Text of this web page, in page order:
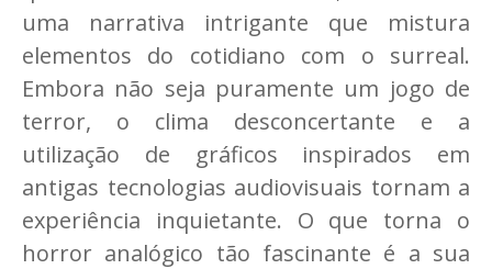
uma narrativa intrigante que mistura
elementos do cotidiano com o surreal.
Embora não seja puramente um jogo de
terror, o clima desconcertante e a
utilização de gráficos inspirados em
antigas tecnologias audiovisuais tornam a
experiência inquietante. O que torna o
horror analógico tão fascinante é a sua